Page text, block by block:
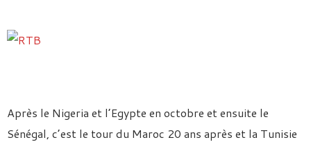
Après le Nigeria et l’Egypte en octobre et ensuite le
Sénégal, c’est le tour du Maroc 20 ans après et la Tunisie